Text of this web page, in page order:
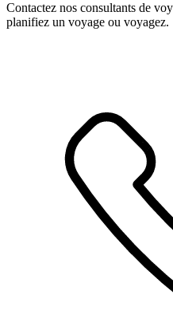
Contactez nos consultants de
planifiez un voyage ou voyagez.